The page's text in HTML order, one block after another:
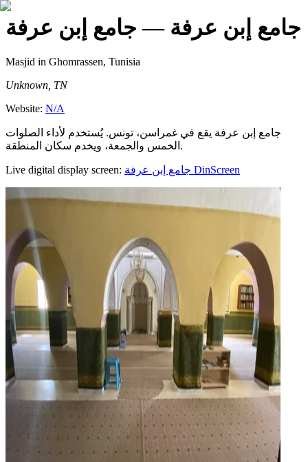
جامع إبن عرفة — جامع إبن عرفة
Masjid in Ghomrassen, Tunisia
Unknown, TN
Website: N/A
جامع إبن عرفة يقع في غمراسن، تونس. يُستخدم لأداء الصلوات
الخمس والجمعة، ويخدم سكان المنطقة.
Live digital display screen: جامع إبن عرفة DinScreen